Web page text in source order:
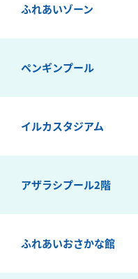
ふれあいゾーン
ペンギンプール
イルカスタジアム
アザラシプール2階
ふれあいおさかな館